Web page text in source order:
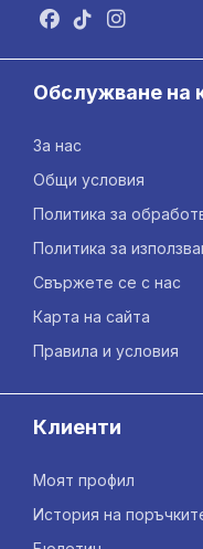
Обслужване на
За нас
Общи условия
Политика за
Политика за
Свържете се с нас
Карта на сайта
Правила и условия
Клиенти
Моят профил
История на